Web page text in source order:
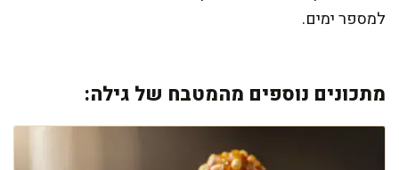
למספר ימים.
מתכונים נוספים מהמטבח של גילה: